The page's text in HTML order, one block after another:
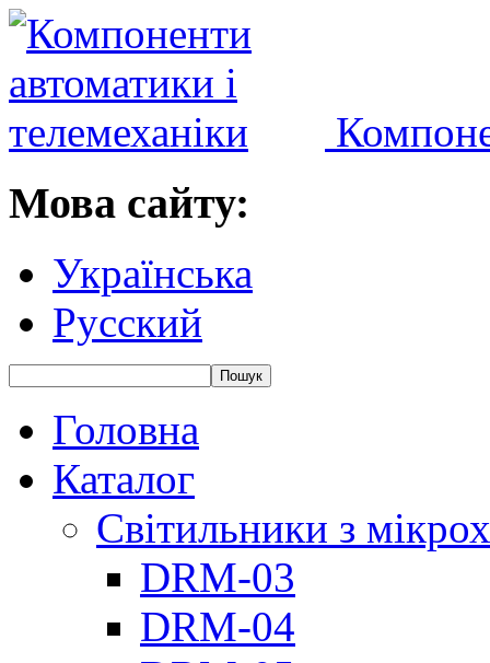
Мова сайту:
Українська
Русский
Головна
Каталог
Світильники з
DRM-03
DRM-04